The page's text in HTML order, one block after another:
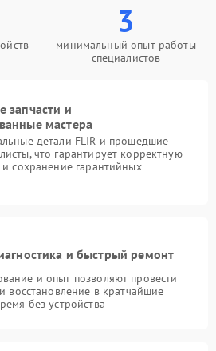
3
минимальный опыт работы
специалистов
запчасти и
мастера
детали FLIR и прошедшие
что гарантирует корректную
сохранение гарантийных
и быстрый ремонт
и опыт позволяют провести
восстановление в кратчайшие
без устройства